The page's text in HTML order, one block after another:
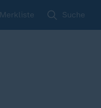
Merkliste Suche